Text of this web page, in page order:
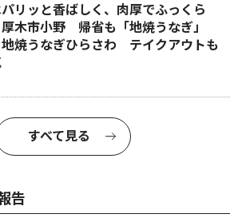
リッと香ばしく、肉厚でふっくら
市小野 帰省も「地焼うなぎ」
焼うなぎひらさわ テイクアウトも
すべて見る
告